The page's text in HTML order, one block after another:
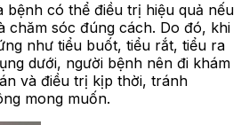
bệnh có thể điều trị hiệu quả nếu
chăm sóc đúng cách. Do đó, khi
như tiểu buốt, tiểu rắt, tiểu ra
dưới, người bệnh nên đi khám
và điều trị kịp thời, tránh
mong muốn.